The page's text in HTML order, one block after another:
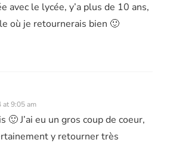
avec le lycée, y’a plus de 10 ans,
où je retournerais bien 🙂
at 9:05 am
🙂 J’ai eu un gros coup de coeur,
y retourner très